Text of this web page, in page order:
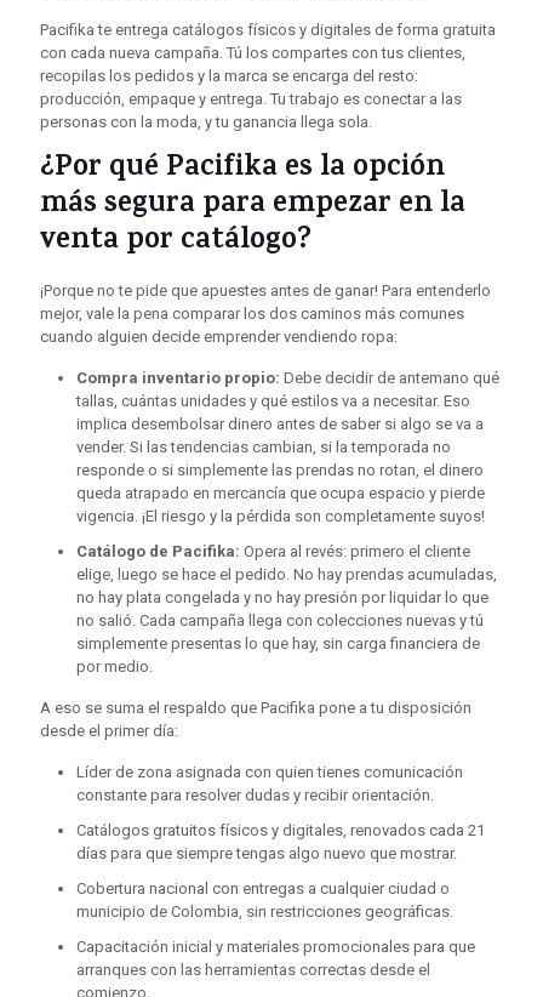
Pacifika te entrega catálogos físicos y digitales de forma gratuita
con cada nueva campaña. Tú los compartes con tus clientes,
recopilas los pedidos y la marca se encarga del resto:
producción, empaque y entrega. Tu trabajo es conectar a las
personas con la moda, y tu ganancia llega sola.
¿Por qué Pacifika es la opción
más segura para empezar en la
venta por catálogo?
¡Porque no te pide que apuestes antes de ganar! Para entenderlo
mejor, vale la pena comparar los dos caminos más comunes
cuando alguien decide emprender vendiendo ropa:
Compra inventario propio: Debe decidir de antemano qué
tallas, cuántas unidades y qué estilos va a necesitar. Eso
implica desembolsar dinero antes de saber si algo se va a
vender. Si las tendencias cambian, si la temporada no
responde o si simplemente las prendas no rotan, el dinero
queda atrapado en mercancía que ocupa espacio y pierde
vigencia. ¡El riesgo y la pérdida son completamente suyos!
Catálogo de Pacifika: Opera al revés: primero el cliente
elige, luego se hace el pedido. No hay prendas acumuladas,
no hay plata congelada y no hay presión por liquidar lo que
no salió. Cada campaña llega con colecciones nuevas y tú
simplemente presentas lo que hay, sin carga financiera de
por medio.
A eso se suma el respaldo que Pacifika pone a tu disposición
desde el primer día:
Líder de zona asignada con quien tienes comunicación
constante para resolver dudas y recibir orientación.
Catálogos gratuitos físicos y digitales, renovados cada 21
días para que siempre tengas algo nuevo que mostrar.
Cobertura nacional con entregas a cualquier ciudad o
municipio de Colombia, sin restricciones geográficas.
Capacitación inicial y materiales promocionales para que
arranques con las herramientas correctas desde el
comienzo.